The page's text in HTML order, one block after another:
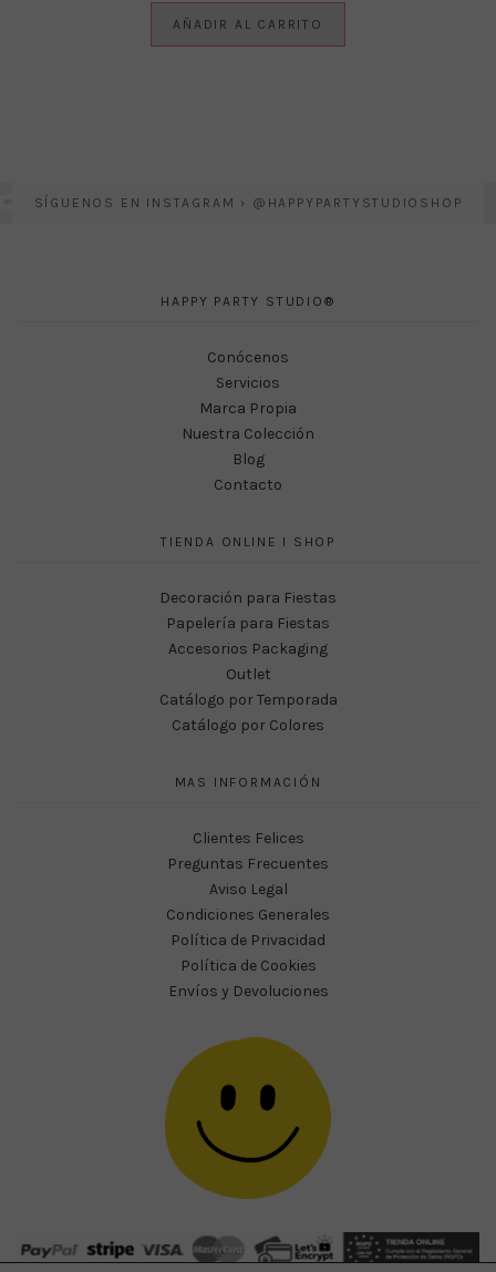
AÑADIR AL CARRITO
SÍGUENOS EN INSTAGRAM › @HAPPYPARTYSTUDIOSHOP
HAPPY PARTY STUDIO®
Conócenos
Servicios
Marca Propia
Nuestra Colección
Blog
Contacto
TIENDA ONLINE I SHOP
Decoración para Fiestas
Papelería para Fiestas
Accesorios Packaging
Outlet
Catálogo por Temporada
Catálogo por Colores
MAS INFORMACIÓN
Clientes Felices
Preguntas Frecuentes
Aviso Legal
Condiciones Generales
Política de Privacidad
Política de Cookies
Envíos y Devoluciones